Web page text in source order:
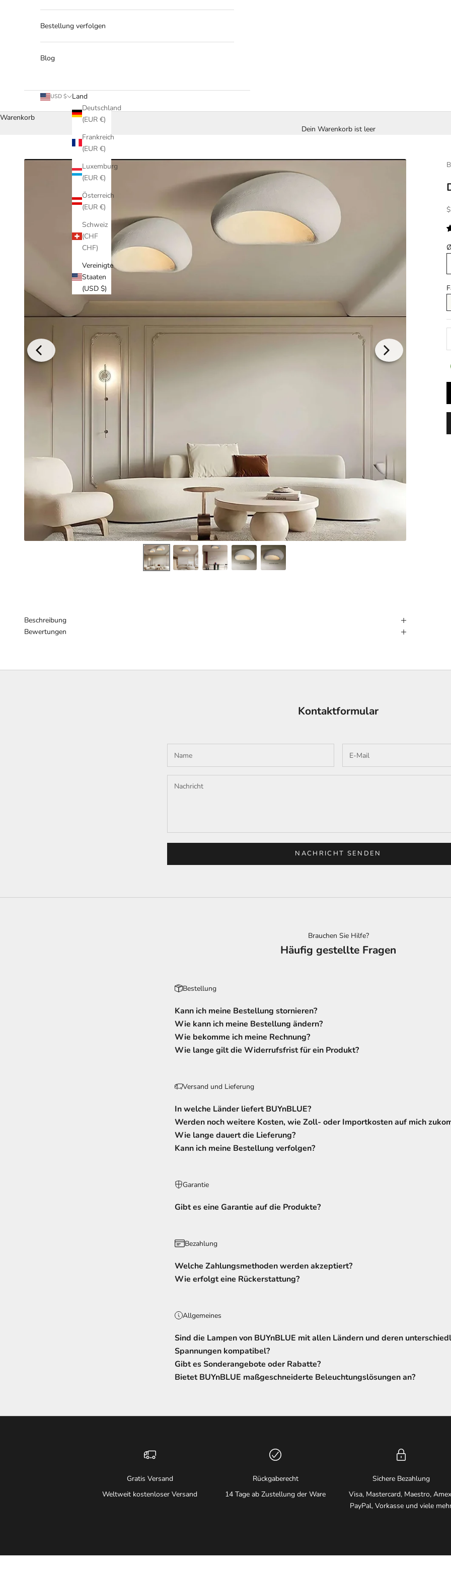
Bestellung verfolgen
Blog
USD $
Land
Deutschland
(EUR €)
Frankreich
(EUR €)
Luxemburg
(EUR €)
Österreich
(EUR €)
Schweiz
(CHF
CHF)
Vereinigte
Staaten
(USD $)
Warenkorb
Dein Warenkorb ist leer
Beschreibung
Bewertungen
Kontaktformular
NACHRICHT SENDEN
Brauchen Sie Hilfe?
Häufig gestellte Fragen
Bestellung
Kann ich meine Bestellung stornieren?
Wie kann ich meine Bestellung ändern?
Wie bekomme ich meine Rechnung?
Wie lange gilt die Widerrufsfrist für ein Produkt?
Versand und Lieferung
In welche Länder liefert BUYnBLUE?
Werden noch weitere Kosten, wie Zoll- oder Importkosten auf mich
Wie lange dauert die Lieferung?
Kann ich meine Bestellung verfolgen?
Garantie
Gibt es eine Garantie auf die Produkte?
Bezahlung
Welche Zahlungsmethoden werden akzeptiert?
Wie erfolgt eine Rückerstattung?
Allgemeines
Sind die Lampen von BUYnBLUE mit allen Ländern und deren
Spannungen kompatibel?
Gibt es Sonderangebote oder Rabatte?
Bietet BUYnBLUE maßgeschneiderte Beleuchtungslösungen an?
Gratis Versand
Weltweit kostenloser Versand
Rückgaberecht
14 Tage ab Zustellung der Ware
Sichere Bezahlung
Visa, Mastercard, Maestro,
PayPal, Vorkasse und viele